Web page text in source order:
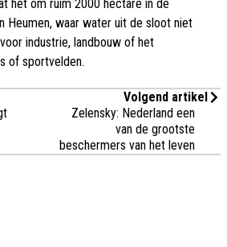
het om ruim 2000 hectare in de
Heumen, waar water uit de sloot niet
industrie, landbouw of het
of sportvelden.
Volgend artikel
Zelensky: Nederland een
van de grootste
beschermers van het leven